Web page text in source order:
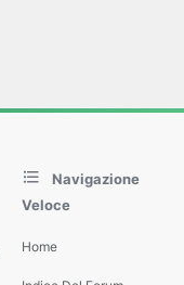
Navigazione
Veloce
Home